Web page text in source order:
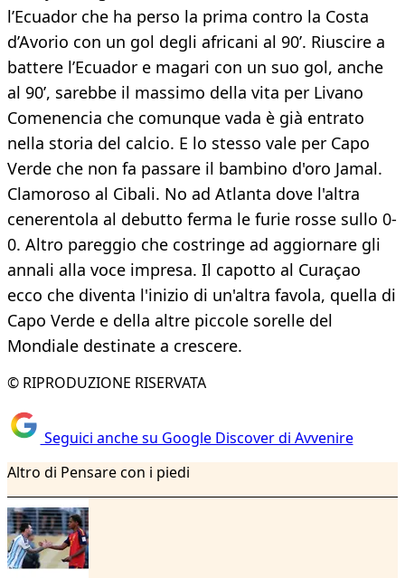
l’Ecuador che ha perso la prima contro la Costa
d’Avorio con un gol degli africani al 90’. Riuscire a
battere l’Ecuador e magari con un suo gol, anche
al 90’, sarebbe il massimo della vita per Livano
Comenencia che comunque vada è già entrato
nella storia del calcio. E lo stesso vale per Capo
Verde che non fa passare il bambino d'oro Jamal.
Clamoroso al Cibali. No ad Atlanta dove l'altra
cenerentola al debutto ferma le furie rosse sullo 0-
0. Altro pareggio che costringe ad aggiornare gli
annali alla voce impresa. Il capotto al Curaçao
ecco che diventa l'inizio di un'altra favola, quella di
Capo Verde e della altre piccole sorelle del
Mondiale destinate a crescere.
© RIPRODUZIONE RISERVATA
Seguici anche su Google Discover di Avvenire
Altro di Pensare con i piedi